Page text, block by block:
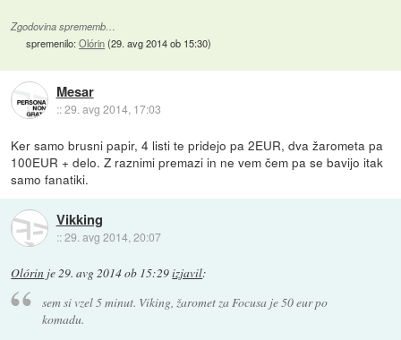
Zgodovina sprememb…
spremenilo:Olórin(29. avg 2014 ob 15:30)
Mesar
::29. avg 2014, 17:03
Ker samo brusni papir, 4 listi te pridejo pa 2EUR, dva žarometa pa
100EUR + delo. Z raznimi premazi in ne vem čem pa se bavijo itak
samo fanatiki.
Vikking
::29. avg 2014, 20:07
Olórin je29. avg 2014 ob 15:29izjavil:
sem si vzel 5 minut. Viking, žaromet za Focusa je 50 eur po
komadu.